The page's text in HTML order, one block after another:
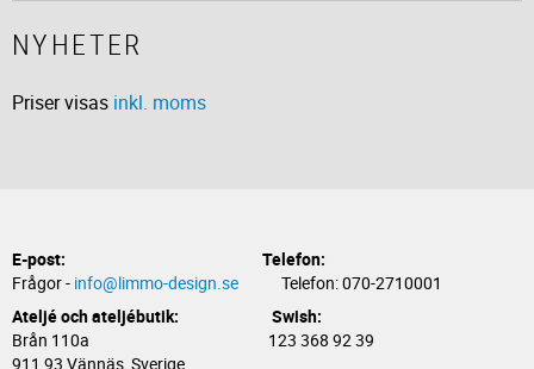
NYHETER
Priser visas inkl. moms
E-post:
Telefon:
Frågor - info@limmo-design.se Telefon: 070-2710001
Ateljé och ateljébutik: Swish:
Brån 110a 123 368 92 39
911 93 Vännäs, Sverige